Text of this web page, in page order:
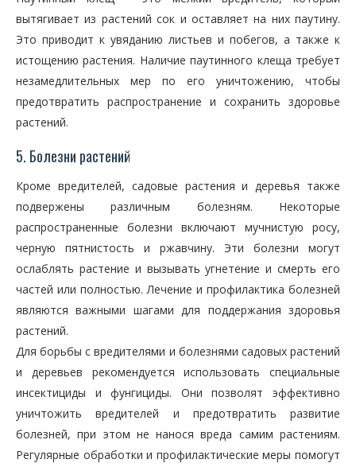
вытягивает из растений сок и оставляет на них паутину.
Это приводит к увяданию листьев и побегов, а также к
истощению растения. Наличие паутинного клеща требует
незамедлительных мер по его уничтожению, чтобы
предотвратить распространение и сохранить здоровье
растений.
5. Болезни растений
Кроме вредителей, садовые растения и деревья также
подвержены различным болезням. Некоторые
распространенные болезни включают мучнистую росу,
черную пятнистость и ржавчину. Эти болезни могут
ослаблять растение и вызывать угнетение и смерть его
частей или полностью. Лечение и профилактика болезней
являются важными шагами для поддержания здоровья
растений.
Для борьбы с вредителями и болезнями садовых растений
и деревьев рекомендуется использовать специальные
инсектициды и фунгициды. Они позволят эффективно
уничтожить вредителей и предотвратить развитие
болезней, при этом не нанося вреда самим растениям.
Регулярные обработки и профилактические меры помогут